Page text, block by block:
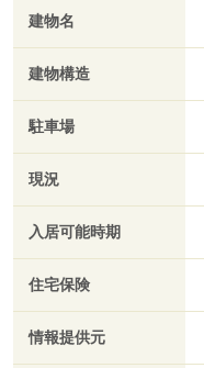
建物名
建物構造
駐車場
現況
入居可能時期
住宅保険
情報提供元